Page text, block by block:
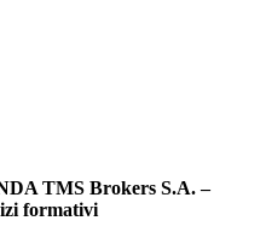
TMS Brokers S.A. –
formativi